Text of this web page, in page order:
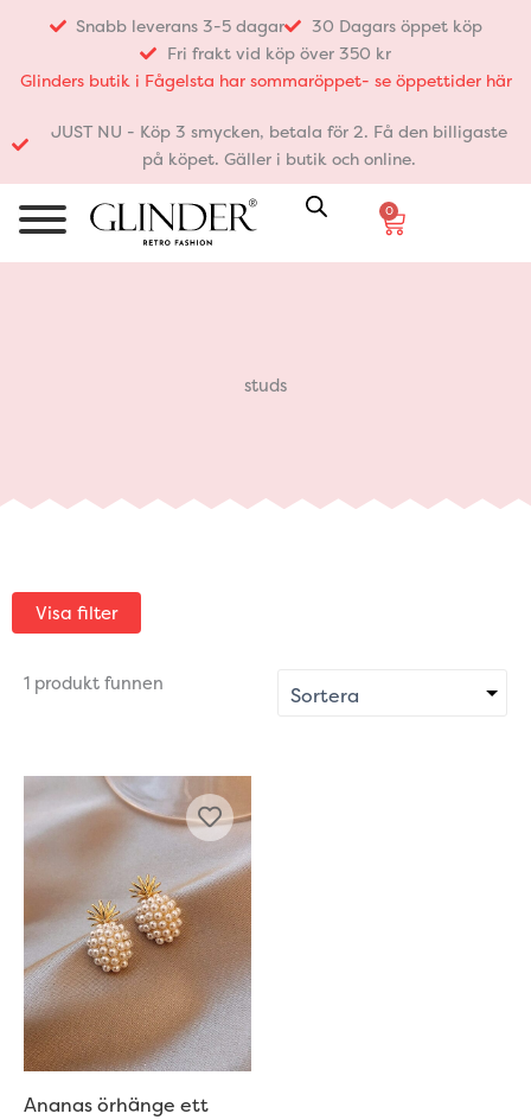
innehåll
Snabb leverans 3-5 dagar
30 Dagars öppet köp
Fri frakt vid köp över 350 kr
Glinders butik i Fågelsta har sommaröppet- se öppettider här
JUST NU - Köp 3 smycken, betala för 2. Få den billigaste
på köpet. Gäller i butik och online.
0
Varukorg
studs
Visa filter
1 produkt funnen
Ananas örhänge ett